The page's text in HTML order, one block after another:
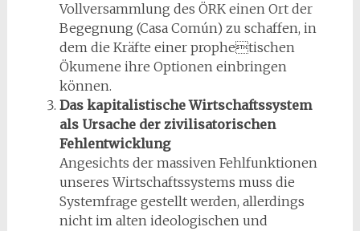
Vollversammlung des ÖRK einen Ort der
Begegnung (Casa Común) zu schaffen, in
dem die Kräfte einer prophetischen
Ökumene ihre Optionen einbringen
können.
Das kapitalistische Wirtschaftssystem
als Ursache der zivilisatorischen
Fehlentwicklung
Angesichts der massiven Fehlfunktionen
unseres Wirtschaftssystems muss die
Systemfrage gestellt werden, allerdings
nicht im alten ideologischen und